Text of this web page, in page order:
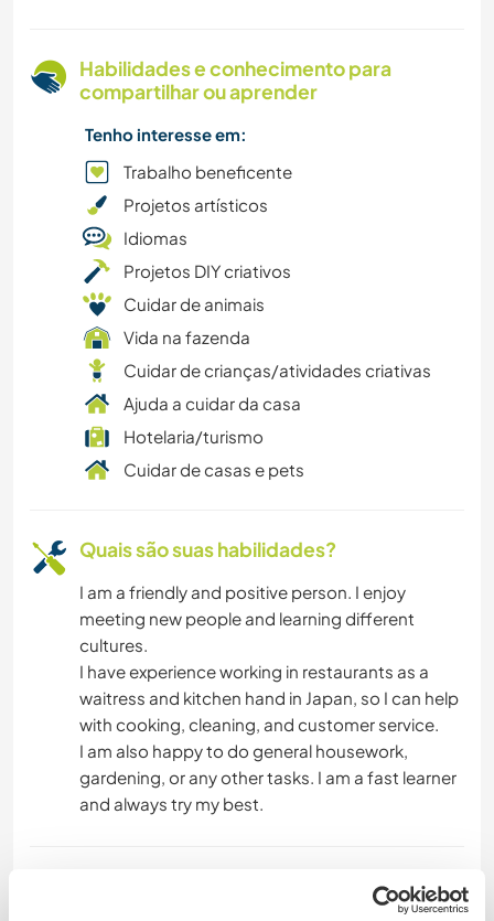
Habilidades e conhecimento para
compartilhar ou aprender
Tenho interesse em:
Trabalho beneficente
Projetos artísticos
Idiomas
Projetos DIY criativos
Cuidar de animais
Vida na fazenda
Cuidar de crianças/atividades criativas
Ajuda a cuidar da casa
Hotelaria/turismo
Cuidar de casas e pets
Quais são suas habilidades?
I am a friendly and positive person. I enjoy
meeting new people and learning different
cultures.
I have experience working in restaurants as a
waitress and kitchen hand in Japan, so I can help
with cooking, cleaning, and customer service.
I am also happy to do general housework,
gardening, or any other tasks. I am a fast learner
and always try my best.